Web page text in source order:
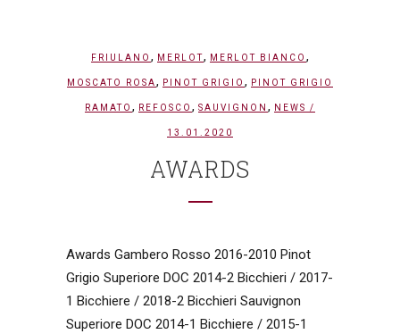
FRIULANO , MERLOT, MERLOT BIANCO ,
MOSCATO ROSA, PINOT GRIGIO , PINOT GRIGIO
RAMATO , REFOSCO , SAUVIGNON , NEWS /
13.01.2020
AWARDS
Awards Gambero Rosso 2016-2010 Pinot
Grigio Superiore DOC 2014-2 Bicchieri / 2017-
1 Bicchiere / 2018-2 Bicchieri Sauvignon
Superiore DOC 2014-1 Bicchiere / 2015-1